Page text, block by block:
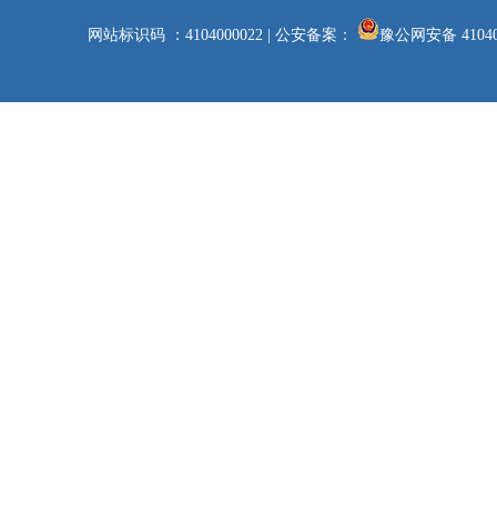
网站标识码 ：4104000022| 公安备案： 豫公网安备